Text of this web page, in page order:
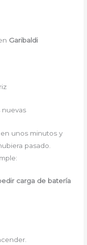
Garibaldi
nuevas
unos minutos y
pasado.
carga de batería